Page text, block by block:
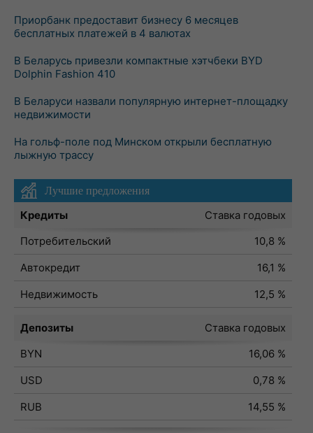
Приорбанк предоставит бизнесу 6 месяцев
бесплатных платежей в 4 валютах
В Беларусь привезли компактные хэтчбеки BYD
Dolphin Fashion 410
В Беларуси назвали популярную интернет-площадку
недвижимости
На гольф-поле под Минском открыли бесплатную
лыжную трассу
Лучшие предложения
Кредиты
Ставка годовых
Потребительский
10,8 %
Автокредит
16,1 %
Недвижимость
12,5 %
Депозиты
Ставка годовых
BYN
16,06 %
USD
0,78 %
RUB
14,55 %